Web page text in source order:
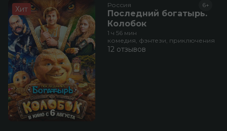
Хит Россия
Последний богатырь.
Колобок
6+
1 ч 56 мин
комедия, фэнтези, приключения
12 отзывов